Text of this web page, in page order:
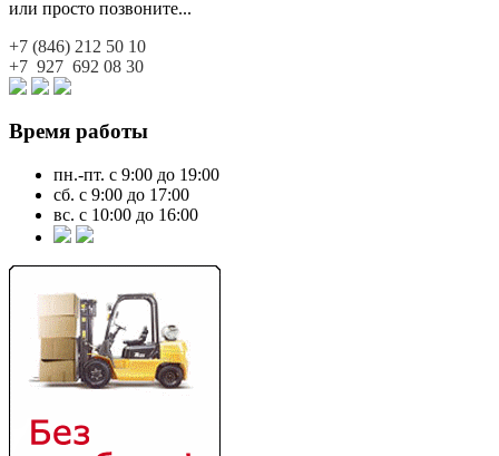
или просто позвоните...
+7 (846) 212 50 10
+7 927 692 08 30
Время работы
пн.-пт. с 9:00 до 19:00
сб. с 9:00 до 17:00
вс. с 10:00 до 16:00